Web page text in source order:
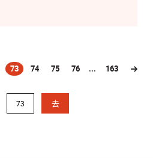
73
(current)
74 75 76 ... 163
去